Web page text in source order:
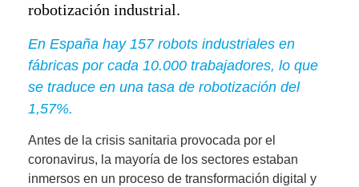
robotización industrial.
En España hay 157 robots industriales en
fábricas por cada 10.000 trabajadores, lo que
se traduce en una tasa de robotización del
1,57%.
Antes de la crisis sanitaria provocada por el
coronavirus, la mayoría de los sectores estaban
inmersos en un proceso de transformación digital y